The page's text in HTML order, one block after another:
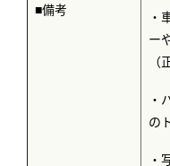
■備考
・
ー
・
の
・